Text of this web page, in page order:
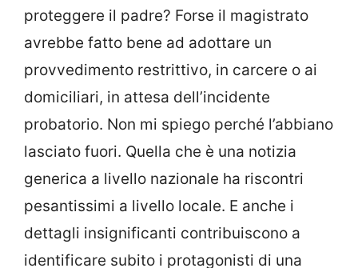
proteggere il padre? Forse il magistrato
avrebbe fatto bene ad adottare un
provvedimento restrittivo, in carcere o ai
domiciliari, in attesa dell’incidente
probatorio. Non mi spiego perché l’abbiano
lasciato fuori. Quella che è una notizia
generica a livello nazionale ha riscontri
pesantissimi a livello locale. E anche i
dettagli insignificanti contribuiscono a
identificare subito i protagonisti di una